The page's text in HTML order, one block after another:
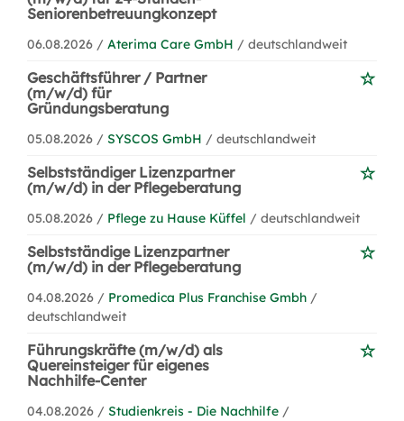
Seniorenbetreuungkonzept
06.08.2026 / Aterima Care GmbH / deutschlandweit
Geschäftsführer / Partner
(m/w/d) für
Gründungsberatung
05.08.2026 / SYSCOS GmbH / deutschlandweit
Selbstständiger Lizenzpartner
(m/w/d) in der Pflegeberatung
05.08.2026 / Pflege zu Hause Küffel / deutschlandweit
Selbstständige Lizenzpartner
(m/w/d) in der Pflegeberatung
04.08.2026 / Promedica Plus Franchise Gmbh /
deutschlandweit
Führungskräfte (m/w/d) als
Quereinsteiger für eigenes
Nachhilfe-Center
04.08.2026 / Studienkreis - Die Nachhilfe /